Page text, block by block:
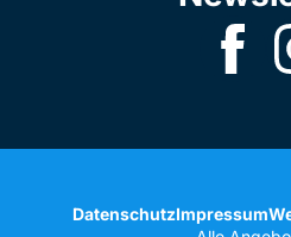
DatenschutzImpressum